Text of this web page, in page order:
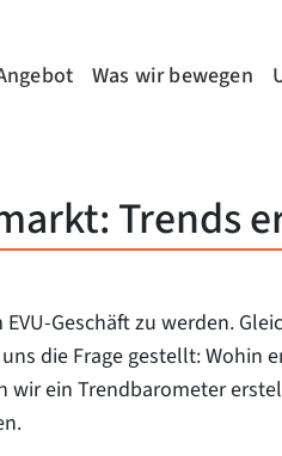
Was wir bewegen
Trends
Geschäft zu werden.
die Frage gestellt: Wohin
wir ein Trendbarometer